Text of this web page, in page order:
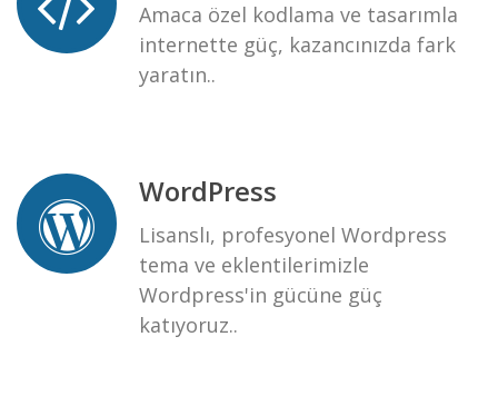
Amaca özel kodlama ve tasarımla
internette güç, kazancınızda fark
yaratın..
WordPress
Lisanslı, profesyonel Wordpress
tema ve eklentilerimizle
Wordpress'in gücüne güç
katıyoruz..